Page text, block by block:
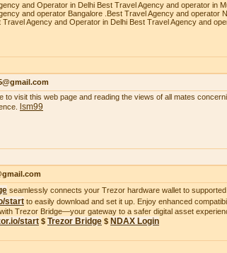
and Operator in Delhi Best Travel Agency and operator in
and operator Bangalore .Best Travel Agency and operator
Travel Agency and Operator in Delhi Best Travel Agency and
to visit this web page and reading the views of all mates
lsm99
seamlessly connects your Trezor hardware wallet to
start to easily download and set it up. Enjoy enhanced
Trezor Bridge—your gateway to a safer digital asset
start $ Trezor Bridge $ NDAX Login